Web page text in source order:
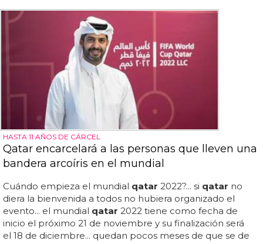
HASTA 11 AÑOS DE CÁRCEL
Qatar encarcelará a las personas que lleven una
bandera arcoíris en el mundial
Cuándo empieza el mundial qatar 2022?... si qatar no
diera la bienvenida a todos no hubiera organizado el
evento... el mundial qatar 2022 tiene como fecha de
inicio el próximo 21 de noviembre y su finalización será
el 18 de diciembre... quedan pocos meses de que se de